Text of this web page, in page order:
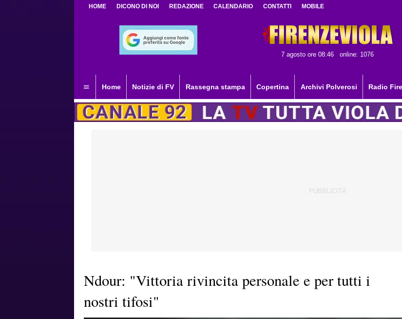
HOME DICONO DI NOI REDAZIONE CALENDARIO CONTATTI MOBILE
7 agosto ore 08:46 online: 1076
Home Notizie di FV Rassegna stampa Copertina Archivi Polverosi Radio
Ndour: "Vittoria rivincita personale e per tutti i
nostri tifosi"